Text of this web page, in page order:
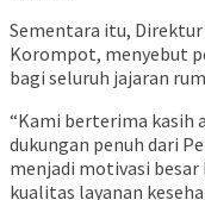
Sementara itu, Direktur
Korompot, menyebut
bagi seluruh jajaran
“Kami berterima kasih
dukungan penuh dari
menjadi motivasi
kualitas layanan